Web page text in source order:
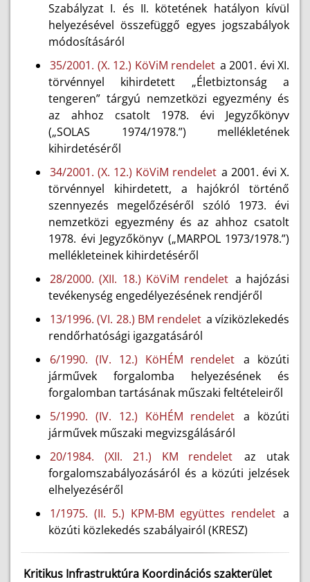
Szabályzat I. és II. kötetének hatályon kívül
helyezésével összefüggő egyes jogszabályok
módosításáról
35/2001. (X. 12.) KöViM rendelet a 2001. évi XI.
törvénnyel kihirdetett „Életbiztonság a
tengeren” tárgyú nemzetközi egyezmény és
az ahhoz csatolt 1978. évi Jegyzőkönyv
(„SOLAS 1974/1978.”) mellékletének
kihirdetéséről
34/2001. (X. 12.) KöViM rendelet a 2001. évi X.
törvénnyel kihirdetett, a hajókról történő
szennyezés megelőzéséről szóló 1973. évi
nemzetközi egyezmény és az ahhoz csatolt
1978. évi Jegyzőkönyv („MARPOL 1973/1978.”)
mellékleteinek kihirdetéséről
28/2000. (XII. 18.) KöViM rendelet a hajózási
tevékenység engedélyezésének rendjéről
13/1996. (VI. 28.) BM rendelet a víziközlekedés
rendőrhatósági igazgatásáról
6/1990. (IV. 12.) KöHÉM rendelet a közúti
járművek forgalomba helyezésének és
forgalomban tartásának műszaki feltételeiről
5/1990. (IV. 12.) KöHÉM rendelet a közúti
járművek műszaki megvizsgálásáról
20/1984. (XII. 21.) KM rendelet
az utak
forgalomszabályozásáról és a közúti jelzések
elhelyezéséről
1/1975. (II. 5.) KPM-BM együttes rendelet a
közúti közlekedés szabályairól (KRESZ)
Kritikus Infrastruktúra Koordinációs szakterület